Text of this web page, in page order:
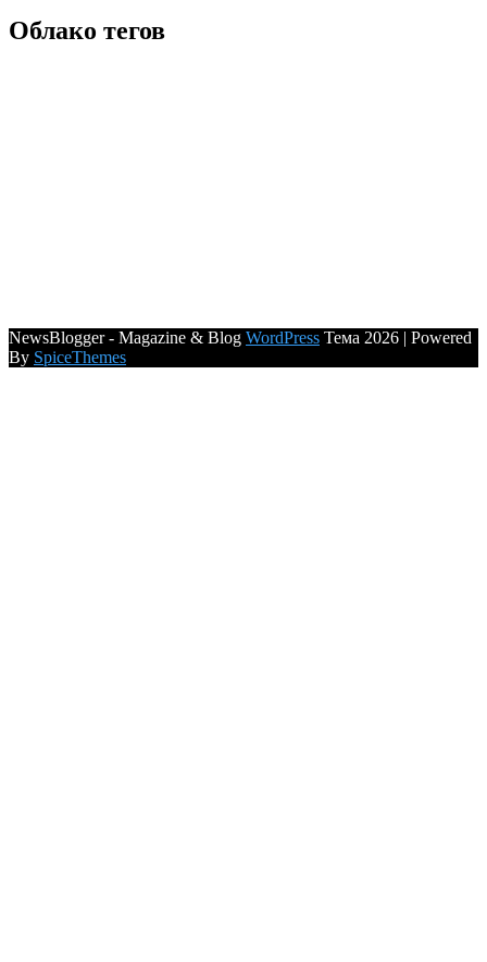
Облако тегов
NewsBlogger - Magazine & Blog WordPress Тема 2026 | Powered
By SpiceThemes